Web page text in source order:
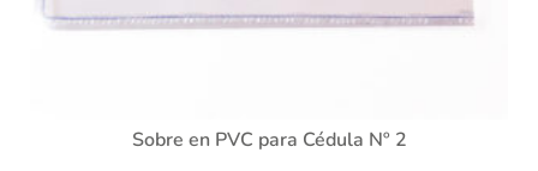
Sobre en PVC para Cédula Nº 2